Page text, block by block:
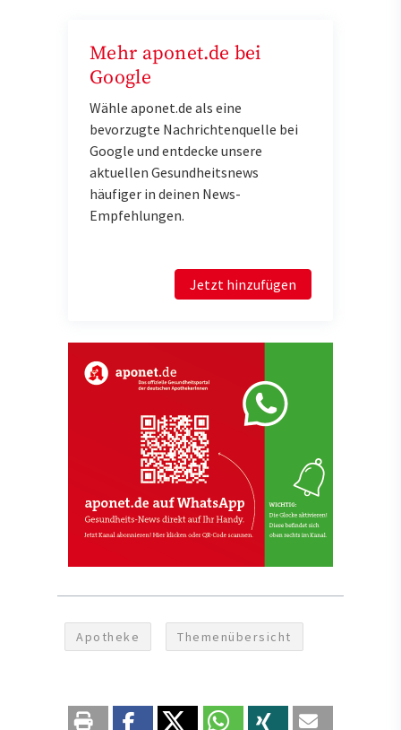
Mehr aponet.de bei
Google
Wähle aponet.de als eine
bevorzugte Nachrichtenquelle bei
Google und entdecke unsere
aktuellen Gesundheitsnews
häufiger in deinen News-
Empfehlungen.
Jetzt hinzufügen
Apotheke Themenübersicht